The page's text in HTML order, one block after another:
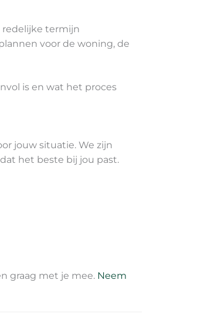
redelijke termijn
voor de woning, de
is en wat het proces
jouw situatie. We zijn
het beste bij jou past.
graag met je mee. Neem